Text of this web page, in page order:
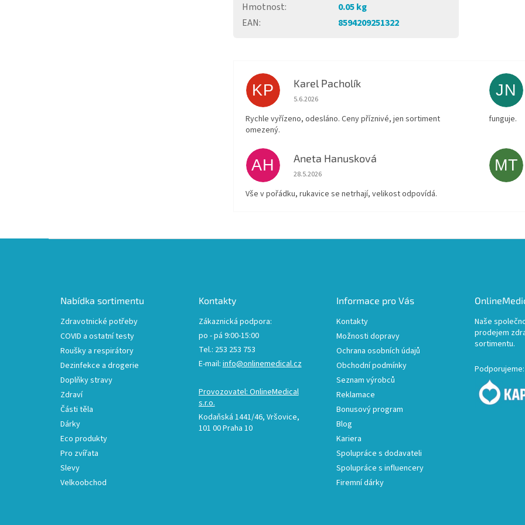
Hmotnost:
0.05 kg
EAN: 8594209251322
KP Karel Pacholík
Hodnocení obchodu je 4 z 5 hvězdiček.
5.6.2026
Rychle vyřízeno, odesláno. Ceny příznivé, jen sortiment
omezený.
JN
funguje.
AH Aneta Hanusková
Hodnocení obchodu je 5 z 5 hvězdiček.
28.5.2026
Vše v pořádku, rukavice se netrhají, velikost odpovídá.
MT
Nabídka sortimentu
Zdravotnické potřeby
COVID a ostatní testy
Roušky a respirátory
Dezinfekce a drogerie
Doplňky stravy
Zdraví
Části těla
Dárky
Eco produkty
Pro zvířata
Slevy
Velkoobchod
Kontakty
Zákaznická podpora:
po - pá 9:00-15:00
Tel.: 253 253 753
E-mail: info@onlinemedical.cz
Provozovatel: OnlineMedical
s.r.o.
Kodaňská 1441/46, Vršovice,
101 00 Praha 10
Informace pro Vás
Kontakty
Možnosti dopravy
Ochrana osobních údajů
Obchodní podmínky
Seznam výrobců
Reklamace
Bonusový program
Blog
Kariera
Spolupráce s dodavateli
Spolupráce s influencery
Firemní dárky
Naše
prodejem
sortimentu.
Podporujeme: